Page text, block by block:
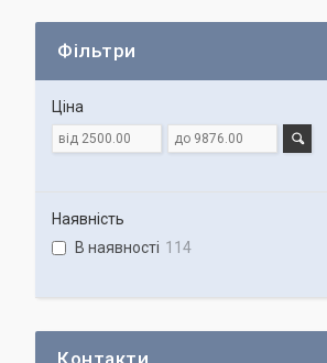
Фільтри
Ціна
Наявність
В наявності 114